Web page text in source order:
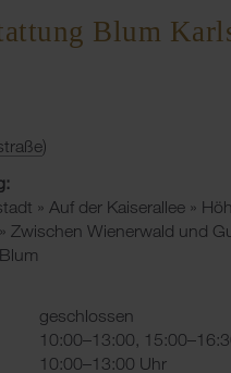
Blum
)
» Auf der Kaiserallee »
Zwischen Wienerwald und
geschlossen
10:00–13:00,
10:00–13:00 Uhr